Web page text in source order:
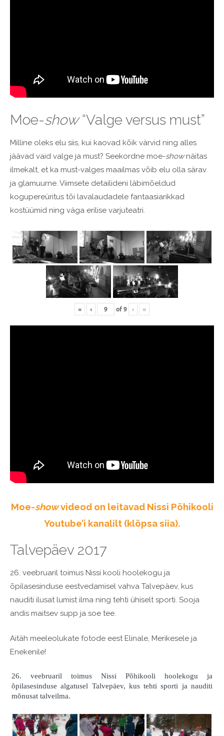
Moe-show“Valge versus must”
Milline oleks elu siis, kui kaovad kõik värvid ning alles
jäävad vaid valge ja must? Seekordne moe-shownäitas
ilmekalt, et ka must-valges maailmas võib elu olla särav
ja glamuurne. Viimsete detailideni läbimõeldud
kogupereüritus tõi lavalaudadele fantaasiarikkad
kostüümid ning väga erilise varjuteatri.
« ‹ of9 › »
Moe-showvideod on leitavad Nissi Põhikooli
Youtube’i kanalilt (klõpsa siia).
Talvepäev 2017
26. veebruaril toimus Nissi kooli hoolekogu ja
õpilasesinduse eestvedamisel vahva Talvepäev, kus
nauditi ilusat lumist ilma ning tehti ühiselt sporti. Sooja
andis maitsev supp ja soe tee.
Aitäh meeleolukate fotode eest Elinale, Merikesele ja
Enekenile!
26. veebruaril toimus Nissi Põhikooli hoolekogu ja
õpilasesinduse algatusel Talvepäev, kus tehti sporti ja nauditi
mõnusat talveilma.